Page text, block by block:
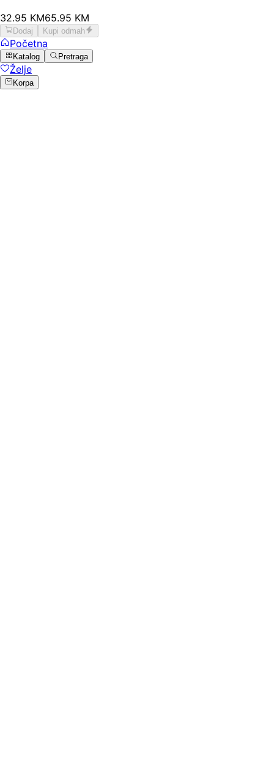
32.95 KM65.95 KM
Dodaj Kupi odmah
Početna
Katalog Pretraga
Želje
Korpa